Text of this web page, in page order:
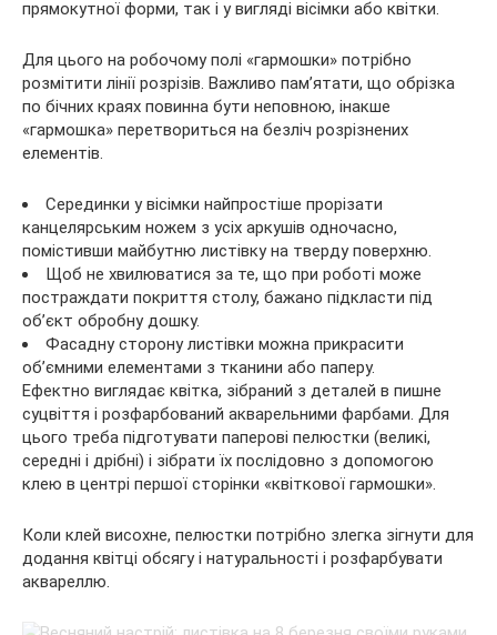
прямокутної форми, так і у вигляді вісімки або квітки.
Для цього на робочому полі «гармошки» потрібно
розмітити лінії розрізів. Важливо пам’ятати, що обрізка
по бічних краях повинна бути неповною, інакше
«гармошка» перетвориться на безліч розрізнених
елементів.
Серединки у вісімки найпростіше прорізати
канцелярським ножем з усіх аркушів одночасно,
помістивши майбутню листівку на тверду поверхню.
Щоб не хвилюватися за те, що при роботі може
постраждати покриття столу, бажано підкласти під
об’єкт обробну дошку.
Фасадну сторону листівки можна прикрасити
об’ємними елементами з тканини або паперу.
Ефектно виглядає квітка, зібраний з деталей в пишне
суцвіття і розфарбований акварельними фарбами. Для
цього треба підготувати паперові пелюстки (великі,
середні і дрібні) і зібрати їх послідовно з допомогою
клею в центрі першої сторінки «квіткової гармошки».
Коли клей висохне, пелюстки потрібно злегка зігнути для
додання квітці обсягу і натуральності і розфарбувати
аквареллю.